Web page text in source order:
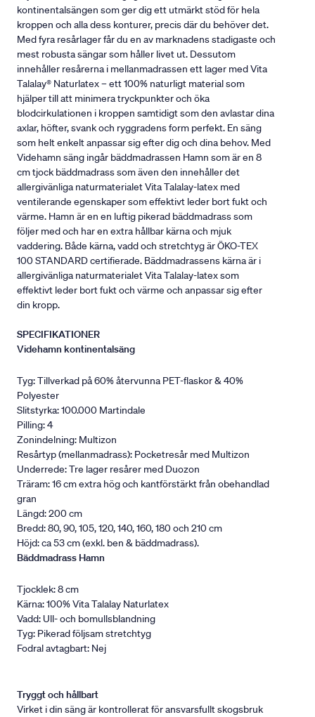
kontinentalsängen som ger dig ett utmärkt stöd för hela
kroppen och alla dess konturer, precis där du behöver det.
Med fyra resårlager får du en av marknadens stadigaste och
mest robusta sängar som håller livet ut. Dessutom
innehåller resårerna i mellanmadrassen ett lager med Vita
Talalay® Naturlatex – ett 100% naturligt material som
hjälper till att minimera tryckpunkter och öka
blodcirkulationen i kroppen samtidigt som den avlastar dina
axlar, höfter, svank och ryggradens form perfekt. En säng
som helt enkelt anpassar sig efter dig och dina behov. Med
Videhamn säng ingår bäddmadrassen Hamn som är en 8
cm tjock bäddmadrass som även den innehåller det
allergivänliga naturmaterialet Vita Talalay-latex med
ventilerande egenskaper som effektivt leder bort fukt och
värme. Hamn är en en luftig pikerad bäddmadrass som
följer med och har en extra hållbar kärna och mjuk
vaddering. Både kärna, vadd och stretchtyg är ÖKO-TEX
100 STANDARD certifierade. Bäddmadrassens kärna är i
allergivänliga naturmaterialet Vita Talalay-latex som
effektivt leder bort fukt och värme och anpassar sig efter
din kropp.
SPECIFIKATIONER
Videhamn kontinentalsäng
Tyg: Tillverkad på 60% återvunna PET-flaskor & 40%
Polyester
Slitstyrka: 100.000 Martindale
Pilling: 4
Zonindelning: Multizon
Resårtyp (mellanmadrass): Pocketresår med Multizon
Underrede: Tre lager resårer med Duozon
Träram: 16 cm extra hög och kantförstärkt från obehandlad
gran
Längd: 200 cm
Bredd: 80, 90, 105, 120, 140, 160, 180 och 210 cm
Höjd: ca 53 cm (exkl. ben & bäddmadrass).
Bäddmadrass Hamn
Tjocklek: 8 cm
Kärna: 100% Vita Talalay Naturlatex
Vadd: Ull- och bomullsblandning
Tyg: Pikerad följsam stretchtyg
Fodral avtagbart: Nej
Tryggt och hållbart
Virket i din säng är kontrollerat för ansvarsfullt skogsbruk